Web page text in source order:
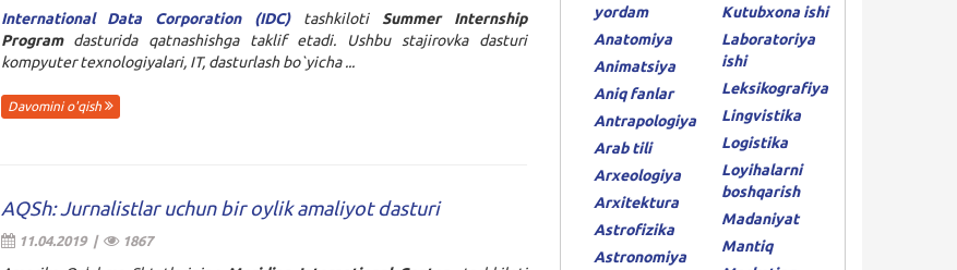
International Data Corporation (IDC)tashkilotiSummer Internship
Program dasturida qatnashishga taklif etadi. Ushbu stajirovka dasturi
kompyuter texnologiyalari, IT, dasturlash bo`yicha ...
Davomini o'qish
AQSh: Jurnalistlar uchun bir oylik amaliyot dasturi
11.04.2019 | 1867
yordam
Anatomiya
Animatsiya
Aniq fanlar
Antrapologiya
Arab tili
Arxeologiya
Arxitektura
Astrofizika
Astronomiya
Kutubxona ishi
Laboratoriya
ishi
Leksikografiya
Lingvistika
Logistika
Loyihalarni
boshqarish
Madaniyat
Mantiq